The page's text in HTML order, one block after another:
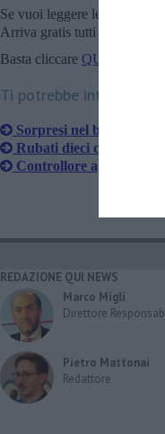
Se vuoi leggere le notizie
Arriva gratis tutti i giorni alle
Basta cliccare QUI
Ti potrebbe interessare
Sorpresi nel buio a
Rubati dieci computer
Controllore aggredito
REDAZIONE QUI NEWS
Marco Migli
Direttore
Pietro Mattonai
Redattore